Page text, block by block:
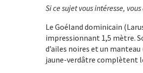
Si ce sujet vous intéresse,
Le Goéland dominicain
impressionnant 1,5 mètre.
d’ailes noires et un
jaune-verdâtre complètent